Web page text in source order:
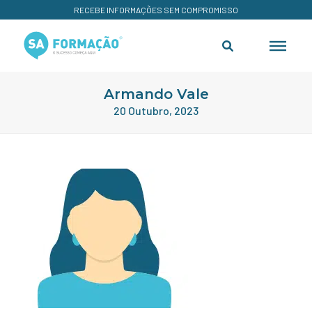
RECEBE INFORMAÇÕES SEM COMPROMISSO
Armando Vale
20 Outubro, 2023